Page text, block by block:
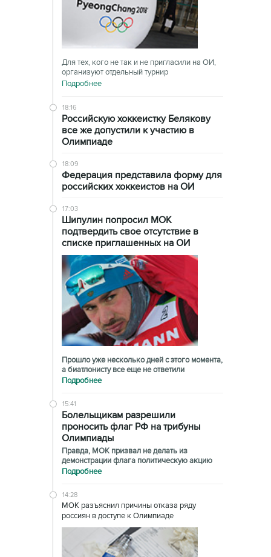
Для тех, кого не так и не пригласили на ОИ,
организуют отдельный турнир
Подробнее
18:16
Российскую хоккеистку Белякову
все же допустили к участию в
Олимпиаде
18:09
Федерация представила форму для
российских хоккеистов на ОИ
17:03
Шипулин попросил МОК
подтвердить свое отсутствие в
списке приглашенных на ОИ
Прошло уже несколько дней с этого момента,
а биатлонисту все еще не ответили
Подробнее
15:41
Болельщикам разрешили
проносить флаг РФ на трибуны
Олимпиады
Правда, МОК призвал не делать из
демонстрации флага политическую акцию
Подробнее
14:28
МОК разъяснил причины отказа ряду
россиян в доступе к Олимпиаде